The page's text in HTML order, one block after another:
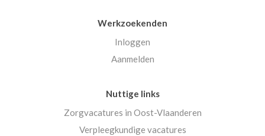
Werkzoekenden
Inloggen
Aanmelden
Nuttige links
Zorgvacatures in Oost-Vlaanderen
Verpleegkundige vacatures